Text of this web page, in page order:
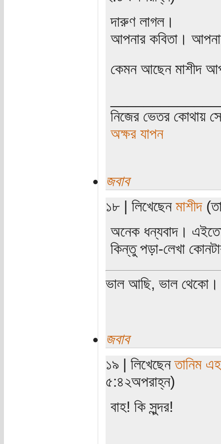
দারুণ লাগল।
আপনার কবিতা।
কেমন আছেন মাশীদ
নিজের ভেতর কোথায়
অক্ষর যাপন
জবাব
১৮ | লিখেছেন মাশীদ
অনেক ধন্যবাদ। এইতো
কিন্তু পড়া-লেখা
ভাল আছি, ভাল থেকো।
জবাব
১৯ | লিখেছেনতানিম
৫:৪২অপরাহ্ন)
বাহ! কি সুন্দর!